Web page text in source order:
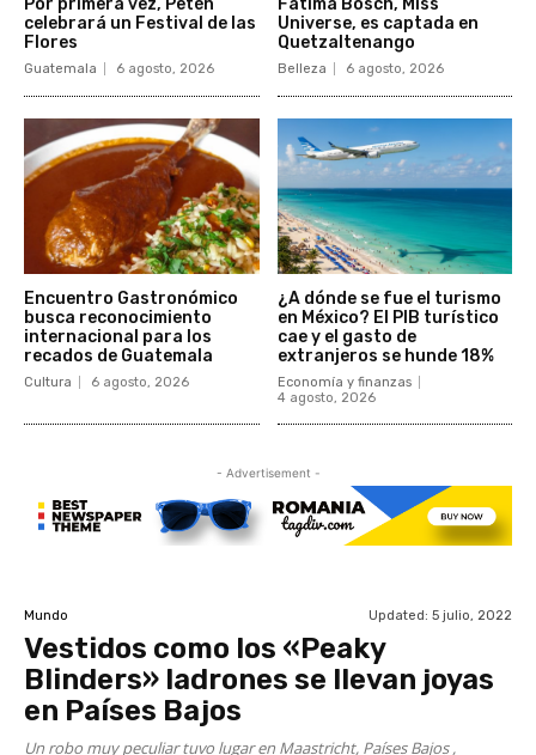
Por primera vez, Petén
celebrará un Festival de las
Flores
Guatemala 6 agosto, 2026
Fátima Bosch, Miss
Universe, es captada en
Quetzaltenango
Belleza 6 agosto, 2026
Encuentro Gastronómico
busca reconocimiento
internacional para los
recados de Guatemala
Cultura 6 agosto, 2026
¿A dónde se fue el turismo
en México? El PIB turístico
cae y el gasto de
extranjeros se hunde 18%
Economía y finanzas
4 agosto, 2026
- Advertisement -